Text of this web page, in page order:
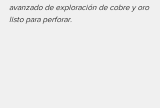
avanzado de exploración de cobre y oro
listo para perforar.